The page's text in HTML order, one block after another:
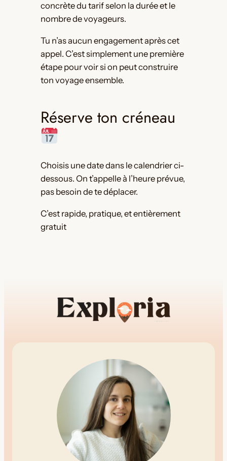
concrète du tarif selon la durée et le
nombre de voyageurs.
Tu n’as aucun engagement après cet
appel. C’est simplement une première
étape pour voir si on peut construire
ton voyage ensemble.
Réserve ton créneau
Choisis une date dans le calendrier ci-
dessous. On t’appelle à l’heure prévue,
pas besoin de te déplacer.
C’est rapide, pratique, et entièrement
gratuit